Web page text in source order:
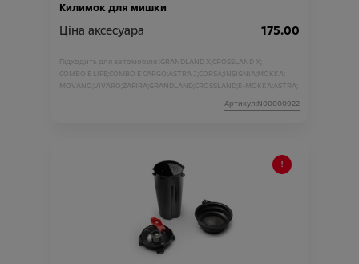
Килимок для мишки
Ціна аксесуара 175.00
Підходить для автомобіля : GRANDLAND X; CROSSLAND X;
COMBO E LIFE; COMBO E CARGO; ASTRA J; CORSA; INSIGNIA; MOKKA;
MOVANO; VIVARO; ZAFIRA; GRANDLAND; CROSSLAND; E-MOKKA; ASTRA;
Артикул:N00000922